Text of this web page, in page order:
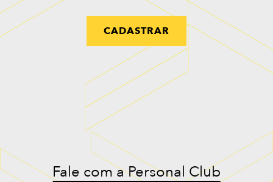
CADASTRAR
Fale com a Personal Club